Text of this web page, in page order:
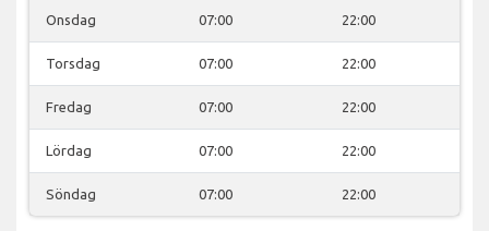
Onsdag 07:00 22:00
Torsdag 07:00 22:00
Fredag 07:00 22:00
Lördag 07:00 22:00
Söndag 07:00 22:00